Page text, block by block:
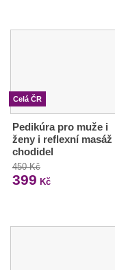
Celá ČR
Pedikúra pro muže i
ženy i reflexní masáž
chodidel
450 Kč
399 Kč